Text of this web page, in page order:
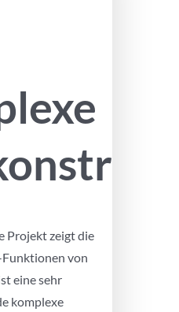
Projekt zeigt die
von
eine sehr
komplexe